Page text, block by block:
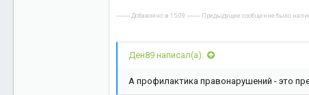
---------- Добавлено в 15:09 ---------- Предыдущее сообщение было
Ден89 написал(а):
А профилактика правонарушений - это